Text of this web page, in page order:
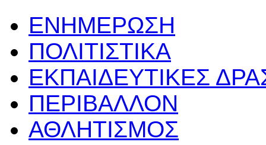
ΕΝΗΜΕΡΩΣΗ
ΠΟΛΙΤΙΣΤΙΚΑ
ΕΚΠΑΙΔΕΥΤΙΚΕΣ
ΠΕΡΙΒΑΛΛΟΝ
ΑΘΛΗΤΙΣΜΟΣ